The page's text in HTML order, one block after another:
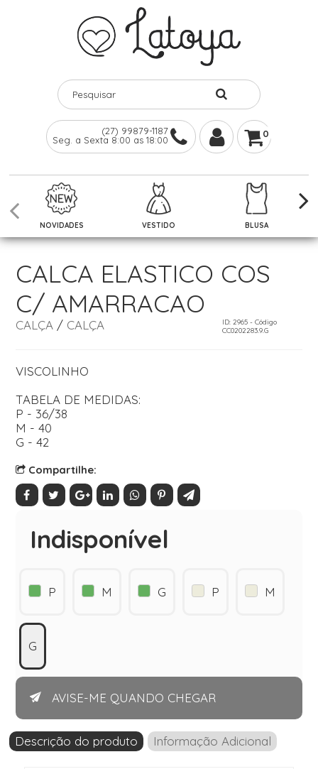
(27) 99879-1187
Seg. a Sexta 8:00 as 18:00
0
NOVIDADES VESTIDO BLUSA
CALCA ELASTICO COS
C/ AMARRACAO
CALÇA/ CALÇA
ID: 2965 - Código
CC0202283.9.G
VISCOLINHO
TABELA DE MEDIDAS:
P - 36/38
M - 40
G - 42
Compartilhe:
Indisponível
P M G P M
G
AVISE-ME QUANDO CHEGAR
Descrição do produto Informação Adicional